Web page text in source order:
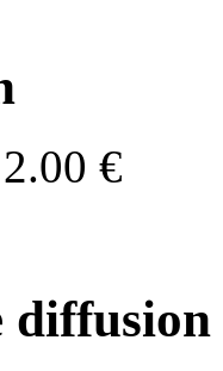
2.00 €
diffusion